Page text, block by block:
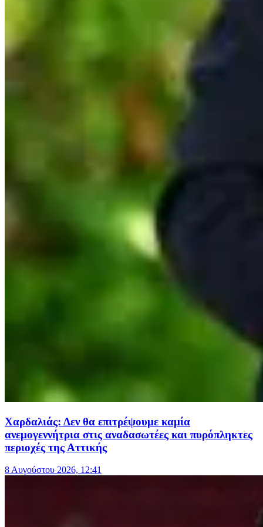
Χαρδαλιάς: Δεν θα επιτρέψουμε καμία
ανεμογεννήτρια στις αναδασωτέες και πυρόπληκτες
περιοχές της Αττικής
8 Αυγούστου 2026, 12:41